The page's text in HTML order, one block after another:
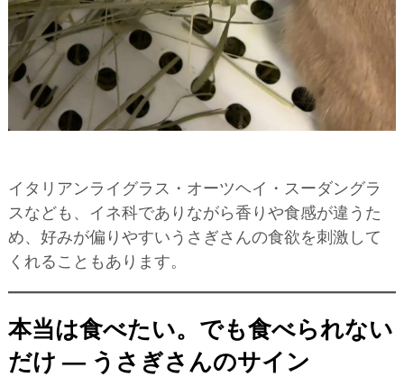
イタリアンライグラス・オーツヘイ・スーダングラ
スなども、イネ科でありながら香りや食感が違うた
め、好みが偏りやすいうさぎさんの食欲を刺激して
くれることもあります。
本当は食べたい。でも食べられない
だけ ― うさぎさんのサイン